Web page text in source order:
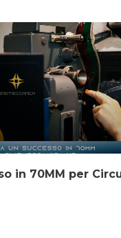
in 70MM per